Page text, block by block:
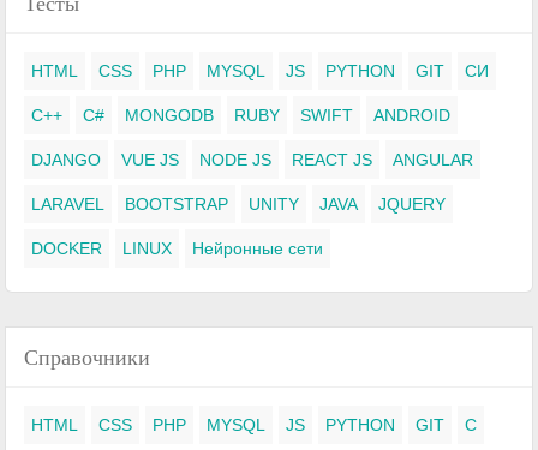
HTML CSS PHP MYSQL JS PYTHON GIT СИ
C++ C# MONGODB RUBY SWIFT ANDROID
DJANGO VUE JS NODE JS REACT JS ANGULAR
LARAVEL BOOTSTRAP UNITY JAVA JQUERY
DOCKER LINUX Нейронные сети
Справочники
HTML CSS PHP MYSQL JS PYTHON GIT C